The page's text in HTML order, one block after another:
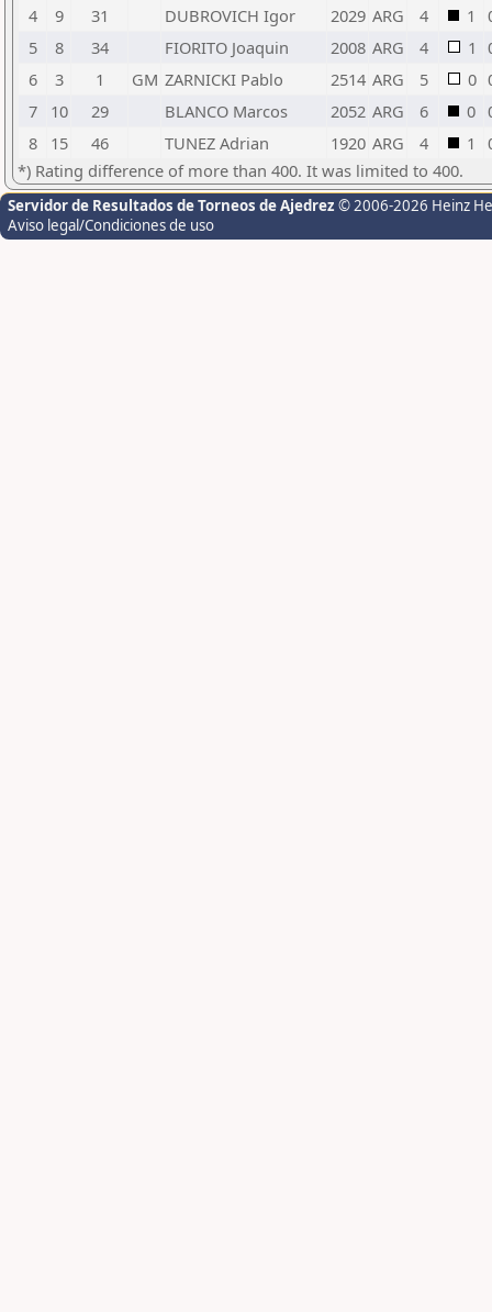
4
9 31 DUBROVICH Igor 2029 ARG 4 1
5
8 34 FIORITO Joaquin 2008 ARG 4 1
6
3 1 GM ZARNICKI Pablo 2514 ARG 5 0
7
10 29 BLANCO Marcos 2052 ARG 6 0
8
15 46 TUNEZ Adrian 1920 ARG 4 1
*) Rating difference of more than 400. It was limited to 400.
Servidor de Resultados de Torneos de Ajedrez © 2006-2026 Heinz
Aviso legal/Condiciones de uso